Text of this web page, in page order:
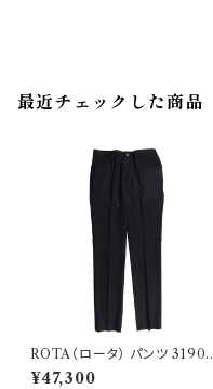
最近チェックした商品
ROTA（ロータ） パンツ 31905
35109
¥47,300